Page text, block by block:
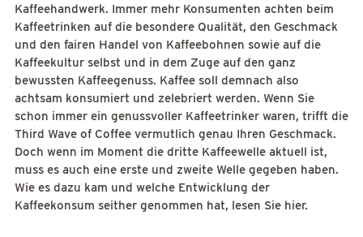
Kaffeehandwerk. Immer mehr Konsumenten achten beim
Kaffeetrinken auf die besondere Qualität, den Geschmack
und den fairen Handel von Kaffeebohnen sowie auf die
Kaffeekultur selbst und in dem Zuge auf den ganz
bewussten Kaffeegenuss. Kaffee soll demnach also
achtsam konsumiert und zelebriert werden. Wenn Sie
schon immer ein genussvoller Kaffeetrinker waren, trifft die
Third Wave of Coffee vermutlich genau Ihren Geschmack.
Doch wenn im Moment die dritte Kaffeewelle aktuell ist,
muss es auch eine erste und zweite Welle gegeben haben.
Wie es dazu kam und welche Entwicklung der
Kaffeekonsum seither genommen hat, lesen Sie hier.